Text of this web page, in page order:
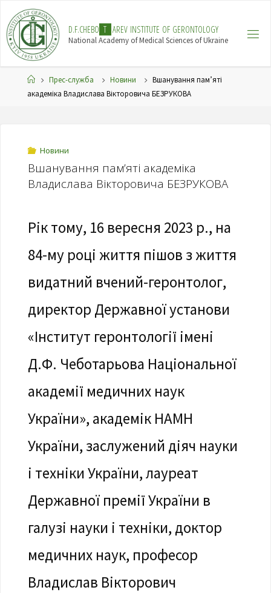
content
D.F.CHEBO T AREV INSTITUTE OF GERONTOL OGY
National Academy of Medical Sciences of Ukraine
HomeПрес-служба Новини
Вшанування пам’яті
академіка Владислава Вікторовича БЕЗРУКОВА
Новини
Вшанування пам’яті академіка
Владислава Вікторовича БЕЗРУКОВА
Рік тому, 16 вересня 2023 р., на
84-му році життя пішов з життя
видатний вчений-геронтолог,
директор Державної установи
«Інститут геронтології імені
Д.Ф. Чеботарьова Національної
академії медичних наук
України», академік НАМН
України, заслужений діяч науки
і техніки України, лауреат
Державної премії України в
галузі науки і техніки, доктор
медичних наук, професор
Владислав Вікторович